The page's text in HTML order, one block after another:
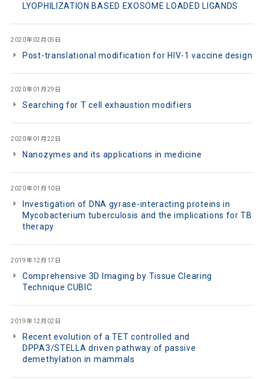
LYOPHILIZATION BASED EXOSOME LOADED LIGANDS
2020年02月05日
Post-translational modification for HIV-1 vaccine design
2020年01月29日
Searching for T cell exhaustion modifiers
2020年01月22日
Nanozymes and its applications in medicine
2020年01月10日
Investigation of DNA gyrase-interacting proteins in
Mycobacterium tuberculosis and the implications for TB
therapy
2019年12月17日
Comprehensive 3D Imaging by Tissue Clearing
Technique CUBIC
2019年12月02日
Recent evolution of a TET controlled and
DPPA3/STELLA driven pathway of passive
demethylation in mammals